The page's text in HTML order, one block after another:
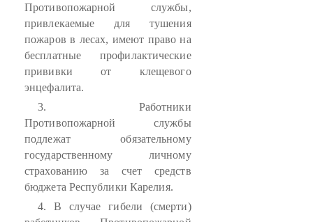
Противопожарной службы,
привлекаемые для тушения
пожаров в лесах, имеют право на
бесплатные профилактические
прививки от клещевого
энцефалита.
3. Работники
Противопожарной службы
подлежат обязательному
государственному личному
страхованию за счет средств
бюджета Республики Карелия.
4. В случае гибели (смерти)